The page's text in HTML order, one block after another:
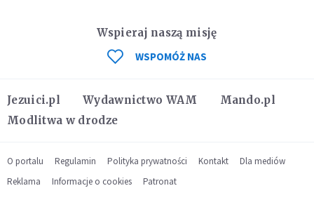
Jezuici.pl Wydawnictwo WAM
Mando.pl
Modlitwa w drodze
Wspieraj naszą misję
WSPOMÓŻ NAS
O portalu Regulamin Polityka prywatności Kontakt
Dla mediów
Reklama
Informacje o cookies Patronat